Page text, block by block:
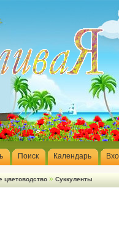
Поиск Календарь
цветоводство » Суккуленты